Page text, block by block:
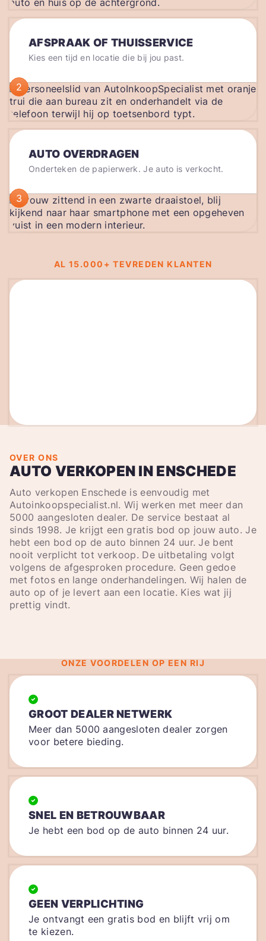
AFSPRAAK OF THUISSERVICE
Kies een tijd en locatie die bij jou past.
2
AUTO OVERDRAGEN
Onderteken de papierwerk. Je auto is verkocht.
3
AL 15.000+ TEVREDEN KLANTEN
OVER ONS
AUTO VERKOPEN IN ENSCHEDE
Auto verkopen Enschede is eenvoudig met
Autoinkoopspecialist.nl. Wij werken met meer dan
5000 aangesloten dealer. De service bestaat al
sinds 1998. Je krijgt een gratis bod op jouw auto. Je
hebt een bod op de auto binnen 24 uur. Je bent
nooit verplicht tot verkoop. De uitbetaling volgt
volgens de afgesproken procedure. Geen gedoe
met fotos en lange onderhandelingen. Wij halen de
auto op of je levert aan een locatie. Kies wat jij
prettig vindt.
ONZE VOORDELEN OP EEN RIJ
GROOT DEALER NETWERK
Meer dan 5000 aangesloten dealer zorgen
voor betere bieding.
SNEL EN BETROUWBAAR
Je hebt een bod op de auto binnen 24 uur.
GEEN VERPLICHTING
Je ontvangt een gratis bod en blijft vrij om
te kiezen.